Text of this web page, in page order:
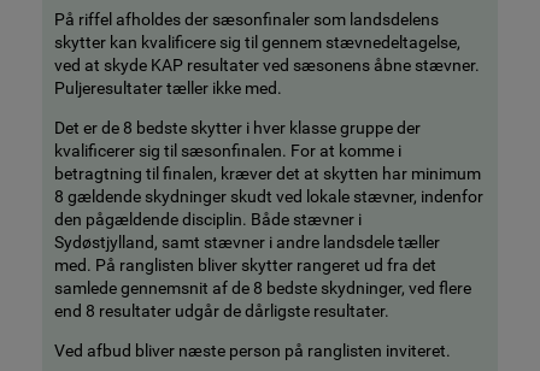
På riffel afholdes der sæsonfinaler som landsdelens
skytter kan kvalificere sig til gennem stævnedeltagelse,
ved at skyde KAP resultater ved sæsonens åbne stævner.
Puljeresultater tæller ikke med.
Det er de 8 bedste skytter i hver klasse gruppe der
kvalificerer sig til sæsonfinalen. For at komme i
betragtning til finalen, kræver det at skytten har minimum
8 gældende skydninger skudt ved lokale stævner, indenfor
den pågældende disciplin. Både stævner i
Sydøstjylland, samt stævner i andre landsdele tæller
med. På ranglisten bliver skytter rangeret ud fra det
samlede gennemsnit af de 8 bedste skydninger, ved flere
end 8 resultater udgår de dårligste resultater.
Ved afbud bliver næste person på ranglisten inviteret.